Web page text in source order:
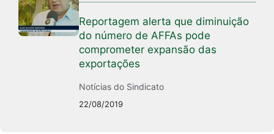
Reportagem alerta que diminuição
do número de AFFAs pode
comprometer expansão das
exportações
Notícias do Sindicato
22/08/2019